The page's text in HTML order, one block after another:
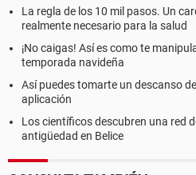
La regla de los 10 mil pasos. Un
realmente necesario para la salud
¡No caigas! Así es como te
temporada navideña
Así puedes tomarte un descanso
aplicación
Los científicos descubren una red
antigüedad en Belice